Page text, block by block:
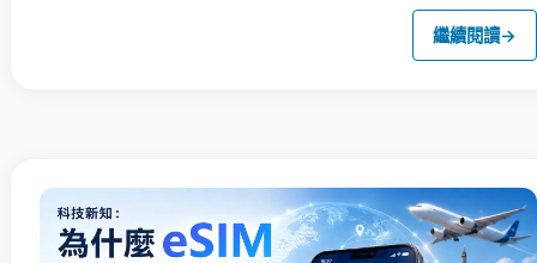
繼續閱讀→